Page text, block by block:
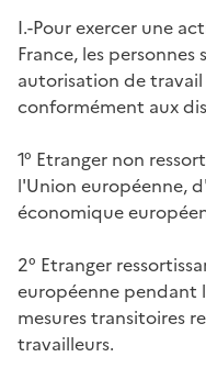
I.-Pour exercer une
France, les
autorisation de
conformément aux
1° Etranger non
l'Union européenne,
économique
2° Etranger
européenne pendant
mesures transitoires
travailleurs.